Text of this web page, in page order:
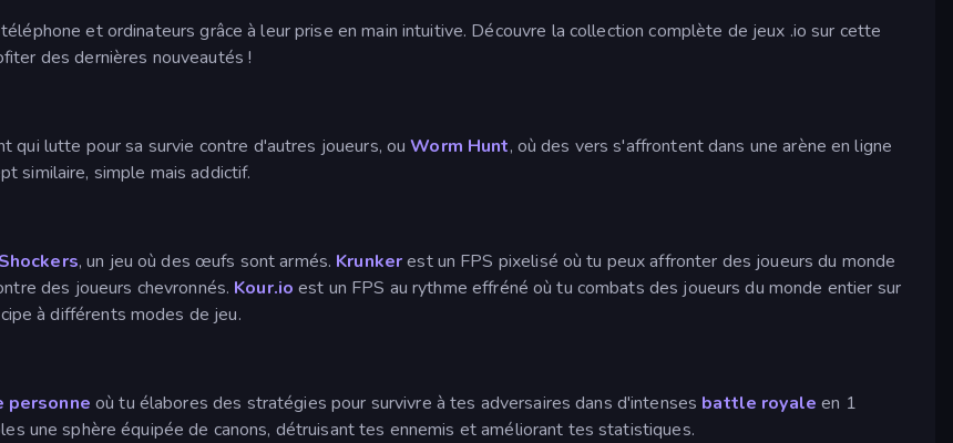
et ordinateurs grâce à leur prise en main intuitive. Découvre la collection complète de jeux .io sur cette
des dernières nouveautés !
qui lutte pour sa survie contre d'autres joueurs, ouWorm Hunt, où des vers s'affrontent dans une arène en ligne
similaire, simple mais addictif.
, un jeu où des œufs sont armés. Krunkerest un FPS pixelisé où tu peux affronter des joueurs du monde
des joueurs chevronnés. Kour.io est un FPS au rythme effréné où tu combats des joueurs du monde entier sur
à différents modes de jeu.
personne où tu élabores des stratégies pour survivre à tes adversaires dans d'intenses battle royale en 1
une sphère équipée de canons, détruisant tes ennemis et améliorant tes statistiques.